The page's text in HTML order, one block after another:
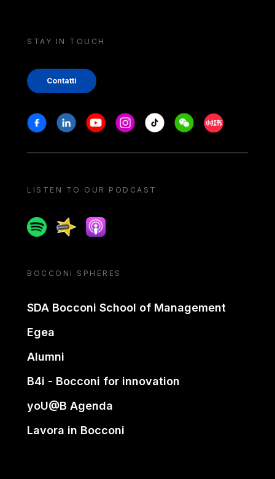
STAY IN TOUCH
Contatti
Stay in touch
FacebookLinkedinYoutubeInstagram
Tiktok WeechatXiaohongshu/
LISTEN TO OUR PODCAST
SpotifySpreakerApple podcast
BOCCONI SPHERES
SDA Bocconi School of Management
Egea
Alumni
B4i - Bocconi for innovation
yoU@B Agenda
Lavora in Bocconi